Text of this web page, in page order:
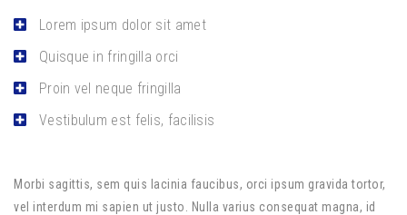
Lorem ipsum dolor sit amet
Quisque in fringilla orci
Proin vel neque fringilla
Vestibulum est felis, facilisis
Morbi sagittis, sem quis lacinia faucibus, orci ipsum gravida tortor,
vel interdum mi sapien ut justo. Nulla varius consequat magna, id